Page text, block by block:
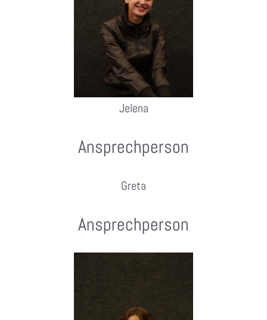
Jelena
Ansprechperson
Greta
Ansprechperson